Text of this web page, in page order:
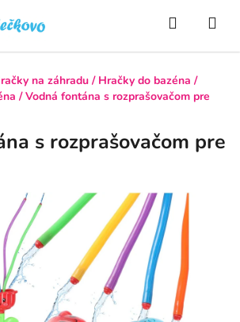
Hľadať
na záhradu / Hračky do bazéna /
/ Vodná fontána s rozprašovačom pre
s rozprašovačom pre